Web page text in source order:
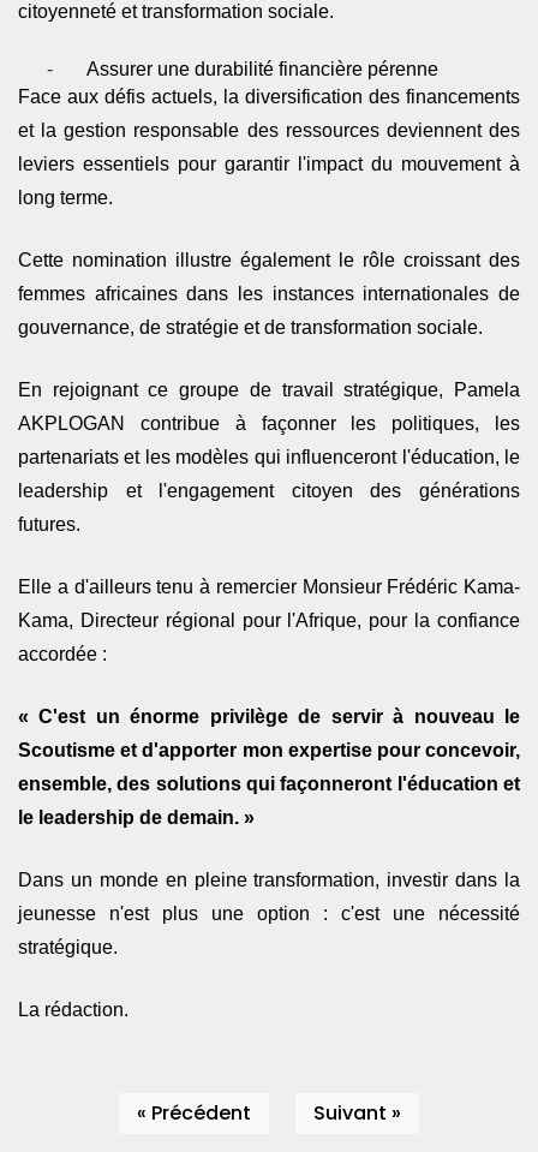
citoyenneté et transformation sociale.
-
Assurer une durabilité financière pérenne
Face aux défis actuels, la diversification des financements
et la gestion responsable des ressources deviennent des
leviers essentiels pour garantir l'impact du mouvement à
long terme.
Cette nomination illustre également le rôle croissant des
femmes africaines dans les instances internationales de
gouvernance, de stratégie et de transformation sociale.
En rejoignant ce groupe de travail stratégique, Pamela
AKPLOGAN contribue à façonner les politiques, les
partenariats et les modèles qui influenceront l'éducation, le
leadership et l'engagement citoyen des générations
futures.
Elle a d'ailleurs tenu à remercier Monsieur Frédéric Kama-
Kama, Directeur régional pour l'Afrique, pour la confiance
accordée :
« C'est un énorme privilège de servir à nouveau le
Scoutisme et d'apporter mon expertise pour concevoir,
ensemble, des solutions qui façonneront l'éducation et
le leadership de demain. »
Dans un monde en pleine transformation, investir dans la
jeunesse n'est plus une option : c'est une nécessité
stratégique.
La rédaction.
« Précédent Suivant »